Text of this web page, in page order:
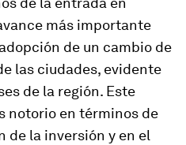
más importante
de un cambio de
las ciudades, evidente
de la región. Este
notorio en términos de
de la inversión y en el